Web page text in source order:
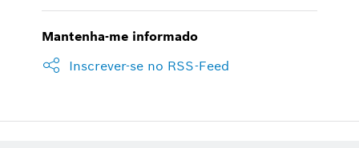
Mantenha-me informado
Inscrever-se no RSS-Feed